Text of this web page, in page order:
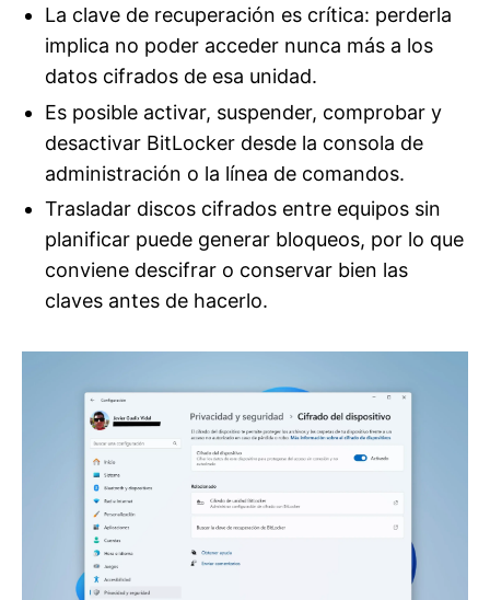
La clave de recuperación es crítica: perderla
implica no poder acceder nunca más a los
datos cifrados de esa unidad.
Es posible activar, suspender, comprobar y
desactivar BitLocker desde la consola de
administración o la línea de comandos.
Trasladar discos cifrados entre equipos sin
planificar puede generar bloqueos, por lo que
conviene descifrar o conservar bien las
claves antes de hacerlo.